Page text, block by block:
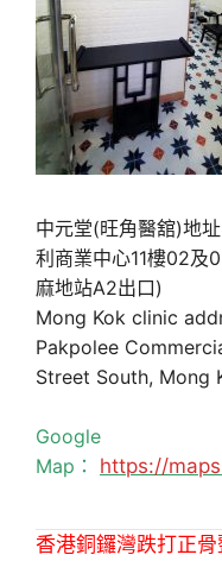
中元堂(旺角醫舘)地
利商業中心11樓02及
麻地站A2出口)
Mong Kok clinic
Pakpolee
Street South, Mong
Google
Map： https://
香港銅鑼灣跌打正